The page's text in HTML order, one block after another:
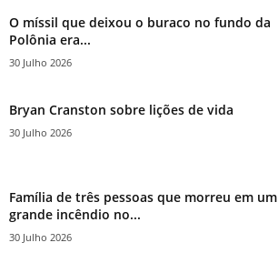
O míssil que deixou o buraco no fundo da
Polônia era...
30 Julho 2026
Bryan Cranston sobre lições de vida
30 Julho 2026
Família de três pessoas que morreu em um
grande incêndio no...
30 Julho 2026